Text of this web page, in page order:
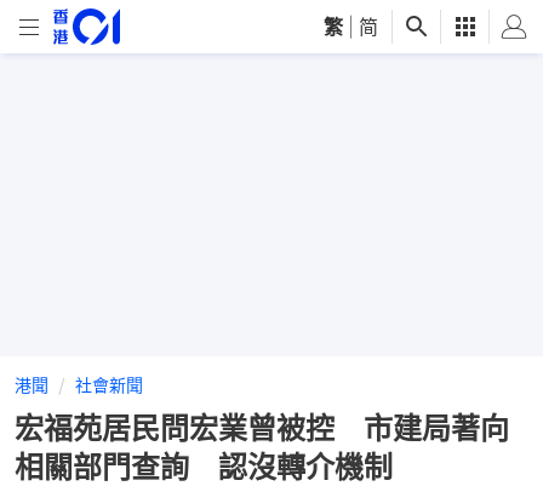
繁 简
港聞 社會新聞
宏福苑居民問宏業曾被控 市建局著向
相關部門查詢 認沒轉介機制